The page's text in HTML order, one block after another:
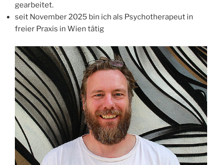
gearbeitet.
seit November 2025 bin ich als Psychotherapeut in
freier Praxis in Wien tätig